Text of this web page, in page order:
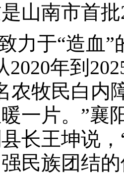
山南市首
力于“造血
2020年到
农牧民白内
一片。”襄
长王坤说
民族团结